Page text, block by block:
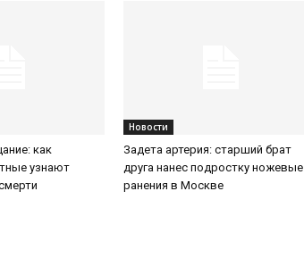
как
узнают
Новости
Задета артерия: старший брат
друга нанес подростку ножевые
ранения в Москве